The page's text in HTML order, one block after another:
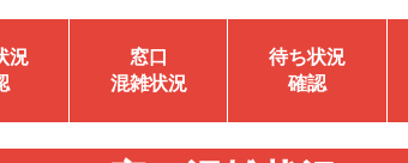
況
窓口
混雑状況
待ち状況
確認